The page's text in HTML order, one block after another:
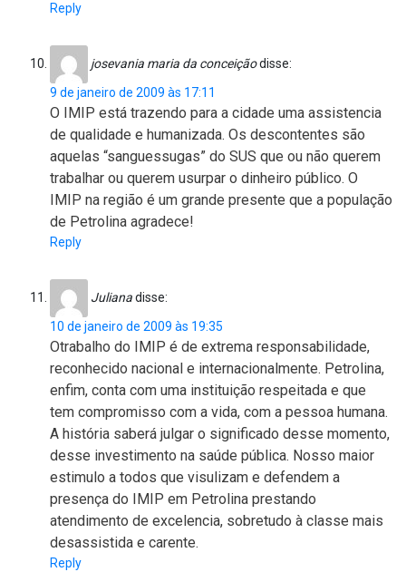
Reply
josevania maria da conceiçãodisse:
9 de janeiro de 2009 às 17:11
O IMIP está trazendo para a cidade uma assistencia
de qualidade e humanizada. Os descontentes são
aquelas “sanguessugas” do SUS que ou não querem
trabalhar ou querem usurpar o dinheiro público. O
IMIP na região é um grande presente que a população
de Petrolina agradece!
Reply
Julianadisse:
10 de janeiro de 2009 às 19:35
Otrabalho do IMIP é de extrema responsabilidade,
reconhecido nacional e internacionalmente. Petrolina,
enfim, conta com uma instituição respeitada e que
tem compromisso com a vida, com a pessoa humana.
A história saberá julgar o significado desse momento,
desse investimento na saúde pública. Nosso maior
estimulo a todos que visulizam e defendem a
presença do IMIP em Petrolina prestando
atendimento de excelencia, sobretudo à classe mais
desassistida e carente.
Reply